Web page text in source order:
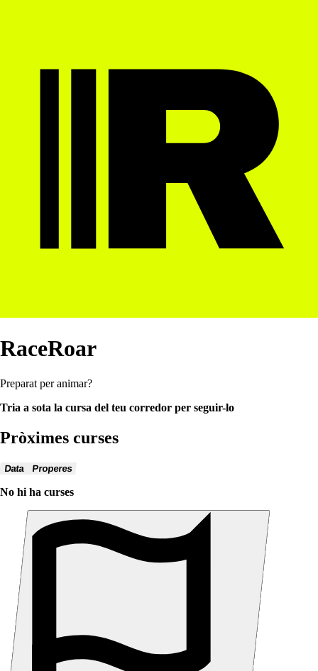
RaceRoar
Preparat per animar?
Tria a sota la cursa del teu corredor per seguir-lo
Pròximes curses
Data Properes
No hi ha curses